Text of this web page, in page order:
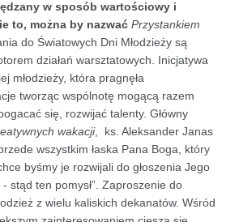
w sposób wartościowy i
to, można by nazwać Przystankiem
do Światowych Dni Młodzieży są
działań warsztatowych. Inicjatywa
młodzieży, która pragnęła
tworząc wspólnotę mogącą razem
się, rozwijać talenty. Główny
wakacji, ks. Aleksander Janas
wszystkim łaska Pana Boga, który
byśmy je rozwijali do głoszenia Jego
stąd ten pomysł”. Zaproszenie do
z wielu kaliskich dekanatów. Wśród